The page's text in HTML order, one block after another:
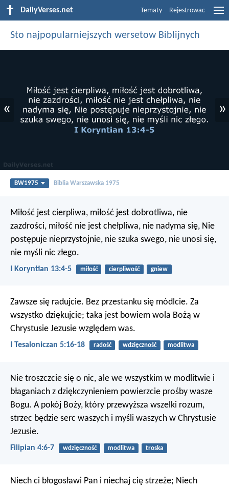
DailyVerses.net Tematy Rejestrowac
Sto najpopularniejszych wersetow Biblijnych
« »
BW1975 Biblia Warszawska 1975
Miłość jest cierpliwa, miłość jest dobrotliwa, nie
zazdrości, miłość nie jest chełpliwa, nie nadyma się, Nie
postępuje nieprzystojnie, nie szuka swego, nie unosi się,
nie myśli nic złego.
I Koryntian 13:4-5 miłość cierpliwość gniew
Zawsze się radujcie. Bez przestanku się módlcie. Za
wszystko dziękujcie; taka jest bowiem wola Bożą w
Chrystusie Jezusie względem was.
I Tesaloniczan 5:16-18 radość wdzięczność modlitwa
Nie troszczcie się o nic, ale we wszystkim w modlitwie i
błaganiach z dziękczynieniem powierzcie prośby wasze
Bogu. A pokój Boży, który przewyższa wszelki rozum,
strzec będzie serc waszych i myśli waszych w Chrystusie
Jezusie.
Filipian 4:6-7 wdzięczność modlitwa troska
Niech ci błogosławi Pan i niechaj cię strzeże; Niech